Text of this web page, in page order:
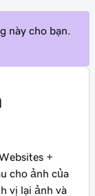
này cho bạn.
+
cho ảnh của
vị lại ảnh và